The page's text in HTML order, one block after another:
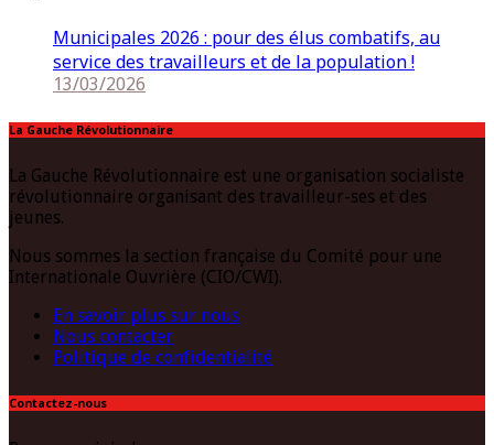
Municipales 2026 : pour des élus combatifs, au
service des travailleurs et de la population !
13/03/2026
La Gauche Révolutionnaire
La Gauche Révolutionnaire est une organisation socialiste
révolutionnaire organisant des travailleur-ses et des
jeunes.
Nous sommes la section française du Comité pour une
Internationale Ouvrière (CIO/CWI).
En savoir plus sur nous
Nous contacter
Politique de confidentialité
Contactez-nous